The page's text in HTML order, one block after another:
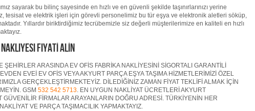
sayarak bu bilinç sayesinde en hızlı ve en güvenli şekilde taşınırlarınızı yerine
tesisat ve elektrik işleri için görevli personelimiz bu tür eşya ve elektronik aletleri söküp,
Yıllardır biriktirdiğimiz tecrübemizle siz değerli müşterilerimize en kaliteli en hızlı
Fiyatı Alın
ŞEHİRLER ARASINDA EV OFİS FABRİKA NAKLİYESİNİ SİGORTALI GARANTİLİ
EVEİ EV OFİS VEYA AKYURT PARÇA EŞYA TAŞIMA HİZMETLERİMİZİ ÖZEL
GERÇEKLEŞTİRMEKTEYİZ. DİLEDİĞİNİZ ZAMAN FİYAT TEKLİFİ ALMAK İÇİN
GSM 532 542 5713. EN UYGUN NAKLİYAT ÜCRETLERİ AKYURT
GÜVENİLİR FİRMALAR ARAYANLARIN DOĞRU ADRESİ. TÜRKİYENİN HER
VE PARÇA TAŞIMACILIK YAPMAKTAYIZ.